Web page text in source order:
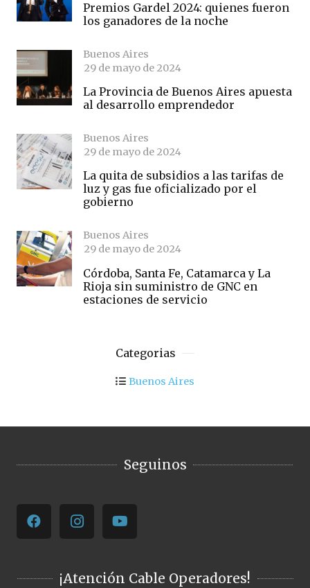
Premios Gardel 2024: quienes fueron
los ganadores de la noche
Buenos Aires
29 de mayo de 2024
La Provincia de Buenos Aires apuesta
al desarrollo emprendedor
Buenos Aires
29 de mayo de 2024
La quita de subsidios a las tarifas de
luz y gas fue oficializado por el
gobierno
Buenos Aires
29 de mayo de 2024
Córdoba, Santa Fe, Catamarca y La
Rioja sin suministro de GNC en
estaciones de servicio
Categorias
Buenos Aires
Seguinos
¡Atención Cable Operadores!